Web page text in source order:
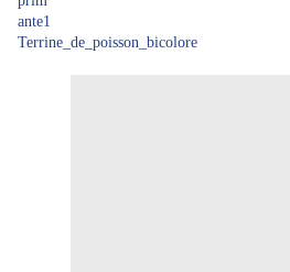
Terrine_de_poisson_bicolore